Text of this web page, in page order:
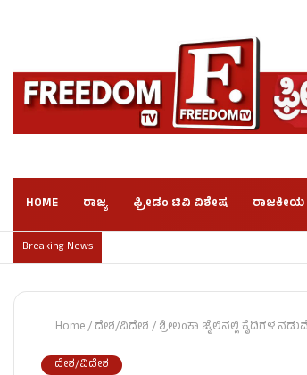
HOME ರಾಜ್ಯ ಫ್ರೀಡಂ ಟಿವಿ ವಿಶೇಷ ರಾಜಕೀಯ
Breaking News
Home/ದೇಶ/ವಿದೇಶ/ಶ್ರೀಲಂಕಾ ಜೈಲಿನಲ್ಲಿ ಕೈದಿಗಳ
ದೇಶ/ವಿದೇಶ